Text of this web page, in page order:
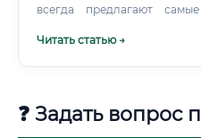
всегда предлагают
более высокой стоимости
Читать статью →
❓ Задать вопрос